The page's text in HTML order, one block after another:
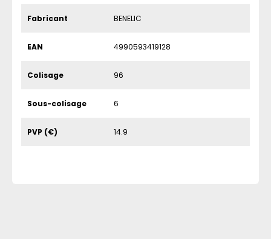
Fabricant BENELIC
EAN 4990593419128
Colisage 96
Sous-colisage 6
PVP (€) 14.9